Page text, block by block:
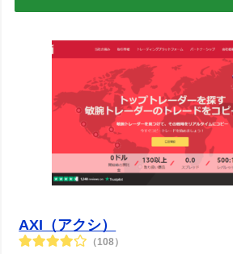
AXI（アクシ）
（108）